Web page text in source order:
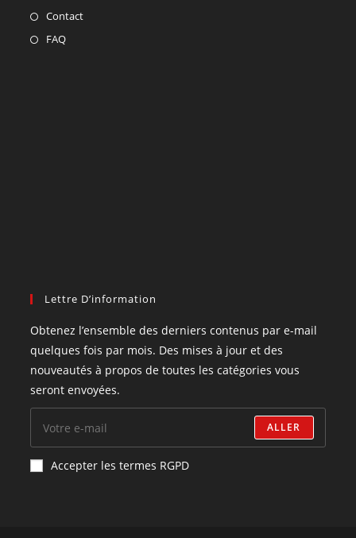
Contact
FAQ
Lettre D’information
Obtenez l’ensemble des derniers contenus par e-mail
quelques fois par mois. Des mises à jour et des
nouveautés à propos de toutes les catégories vous
seront envoyées.
ALLER
Accepter les termes RGPD